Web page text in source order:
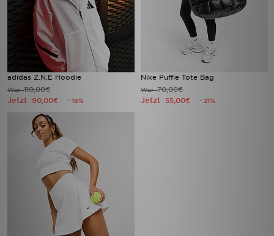
adidas Z.N.E Hoodie
War110,00€
Jetzt 90,00€ - 18%
Nike Puffle Tote Bag
War70,00€
Jetzt 55,00€ - 21%